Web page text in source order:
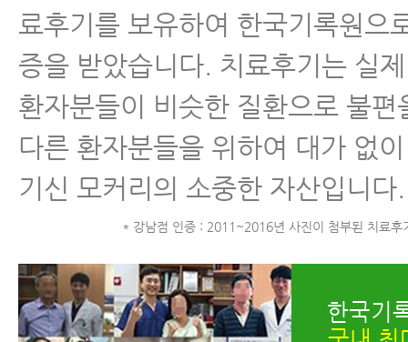
료후기를 보유하여 한국기록원으
증을 받았습니다. 치료후기는 실
환자분들이 비슷한 질환으로 불편
다른 환자분들을 위하여 대가 없
기신 모커리의 소중한 자산입니다.
* 강남점 인증 : 2011~2016년 사진이 첨부된 치료후
한국기